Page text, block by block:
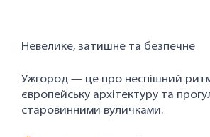
Невелике, затишне та безпечне
Ужгород — це про неспішний
європейську архітектуру та
старовинними вуличками.